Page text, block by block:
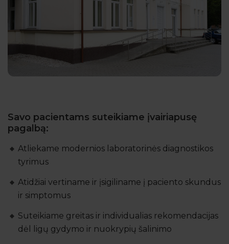
Savo pacientams suteikiame įvairiapusę
pagalbą:
Atliekame modernios laboratorinės diagnostikos
tyrimus
Atidžiai vertiname ir įsigiliname į paciento skundus
ir simptomus
Suteikiame greitas ir individualias rekomendacijas
dėl ligų gydymo ir nuokrypių šalinimo